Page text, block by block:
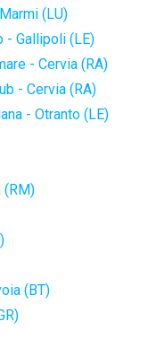
(LU)
- Gallipoli (LE)
- Cervia (RA)
- Cervia (RA)
- Otranto (LE)
(RM)
(BT)